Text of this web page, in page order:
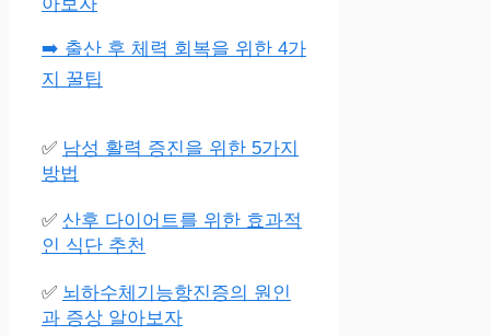
➡️ 출산 후 체력 회복을 위한 4가
지 꿀팁
✅ 남성 활력 증진을 위한 5가지
방법
✅ 산후 다이어트를 위한 효과적
인 식단 추천
✅ 뇌하수체기능항진증의 원인
과 증상 알아보자